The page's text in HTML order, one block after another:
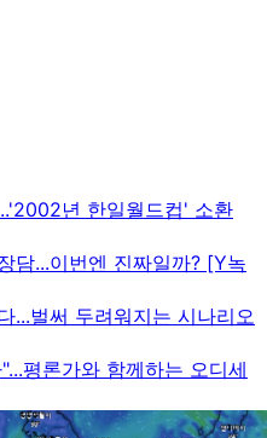
년 한일월드컵' 소환
담...이번엔 진짜일까? [Y녹
...벌써 두려워지는 시나리오
평론가와 함께하는 오디세